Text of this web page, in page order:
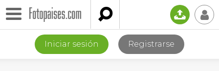
 📤 👤
Iniciar sesión Registrarse